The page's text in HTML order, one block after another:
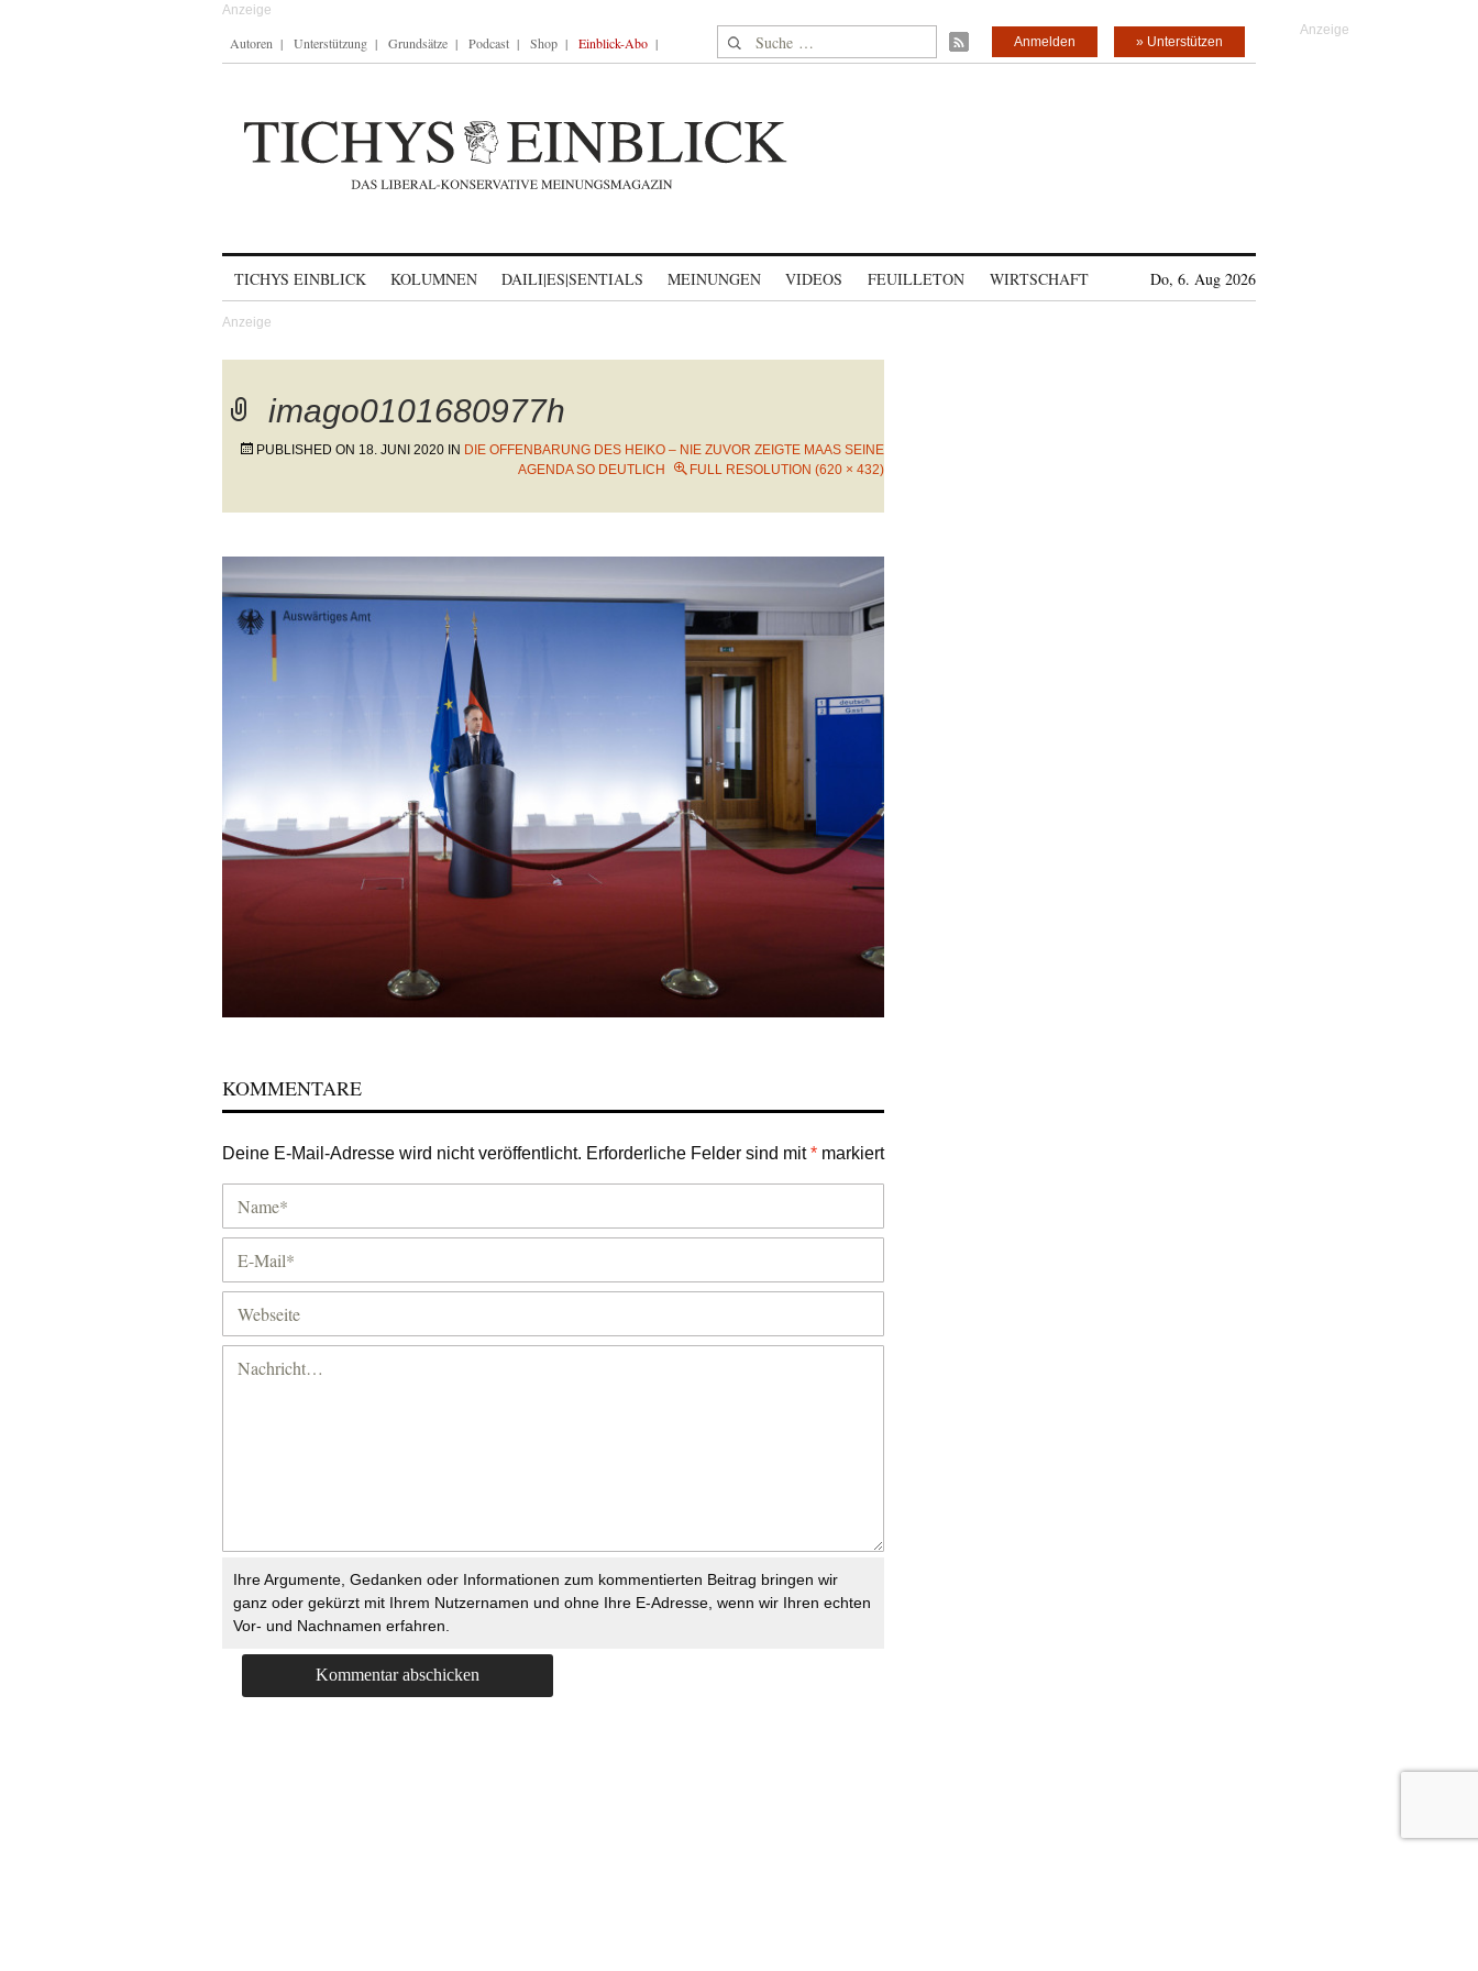
Autoren Unterstützung Grundsätze Podcast Shop Einblick-Abo Suche nach: » Unterstützen
Anmelden
TICHYS EINBLICK KOLUMNEN DAILI|ES|SENTIALS MEINUNGEN VIDEOS FEUILLETON WIRTSCHAFT Do, 6. Aug 2026
imago0101680977h
PUBLISHED ON 18. JUNI 2020 IN DIE OFFENBARUNG DES HEIKO – NIE ZUVOR ZEIGTE MAAS SEINE
AGENDA SO DEUTLICH
FULL RESOLUTION (620 × 432)
KOMMENTARE
Deine E-Mail-Adresse wird nicht veröffentlicht. Erforderliche Felder sind mit* markiert
Ihre Argumente, Gedanken oder Informationen zum kommentierten Beitrag bringen wir
ganz oder gekürzt mit Ihrem Nutzernamen und ohne Ihre E-Adresse, wenn wir Ihren echten
Vor- und Nachnamen erfahren.